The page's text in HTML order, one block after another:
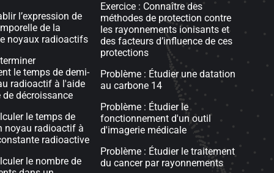
l’expression de
de la
noyaux radioactifs
le temps de demi-
radioactif à l'aide
décroissance
le temps de
noyau radioactif à
radioactive
le nombre de
Exercice : Connaître des
méthodes de protection contre
les rayonnements ionisants et
des facteurs d’influence de ces
protections
Problème : Étudier une datation
au carbone 14
Problème : Étudier le
fonctionnement d'un outil
d'imagerie médicale
Problème : Étudier le traitement
du cancer par rayonnements